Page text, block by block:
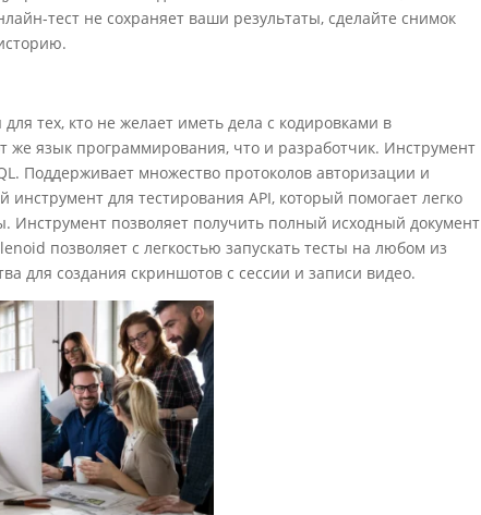
тест не сохраняет ваши результаты, сделайте снимок
тех, кто не желает иметь дела с кодировками в
же язык программирования, что и разработчик. Инструмент
Поддерживает множество протоколов авторизации и
для тестирования API, который помогает легко
Инструмент позволяет получить полный исходный документ
позволяет с легкостью запускать тесты на любом из
для создания скриншотов с сессии и записи видео.